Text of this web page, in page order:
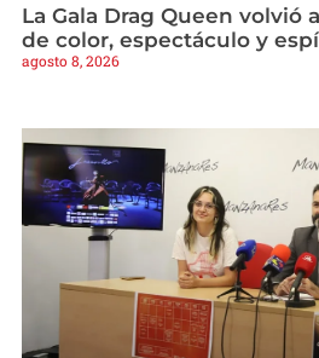
La Gala Drag Queen volvió
de color, espectáculo y
agosto 8, 2026